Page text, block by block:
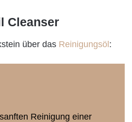
Cleanser
über das Reinigungsöl:
Reinigung einer